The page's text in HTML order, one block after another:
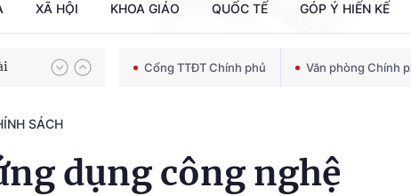
XÃ HỘI KHOA GIÁO QUỐC TẾ GÓP Ý HIẾN KẾ
Bảo vệ nền tảng tư tưởng của Đảng trong kỷ nguyên phát triển mới
Cổng TTĐT Chính phủ Văn phòng Chính
SÁCH
dụng công nghệ